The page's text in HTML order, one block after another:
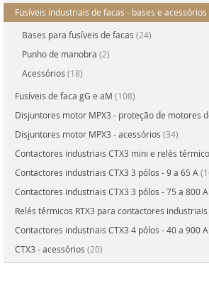
Fusíveis industriais de facas - bases e acessórios
Bases para fusíveis de facas (24)
Punho de manobra (2)
Acessórios (18)
Fusíveis de faca gG e aM (108)
Disjuntores motor MPX3 - proteção de motores
Disjuntores motor MPX3 - acessórios (34)
Contactores industriais CTX3 mini e relés
Contactores industriais CTX3 3 pólos - 9 a 65 A
Contactores industriais CTX3 3 pólos - 75 a 800 A
Relés térmicos RTX3 para contactores industriais
Contactores industriais CTX3 4 pólos - 40 a 900 A
CTX3 - acessórios (20)